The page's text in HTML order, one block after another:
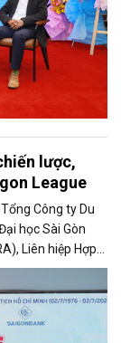
lược,
League
Công ty Du
học Sài Gòn
Liên hiệp Hợp
và Ngân hàng
thức ký kết Bản
Liên minh